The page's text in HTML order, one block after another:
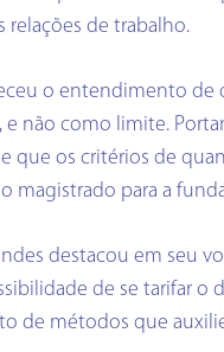
relações de trabalho.
o entendimento de
não como limite.
os critérios de
magistrado para a
destacou em seu
de se tarifar
de métodos que